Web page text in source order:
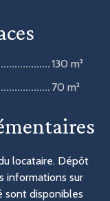
130 m²
70 m²
locataire. Dépôt
informations sur
sont disponibles